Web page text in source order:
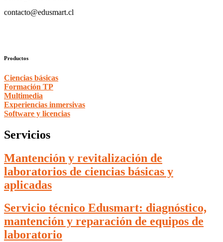
contacto@edusmart.cl
Productos
Ciencias básicas
Formación TP
Multimedia
Experiencias inmersivas
Software y licencias
Servicios
Mantención y revitalización de
laboratorios de ciencias básicas y
aplicadas
Servicio técnico Edusmart: diagnóstico,
mantención y reparación de equipos de
laboratorio